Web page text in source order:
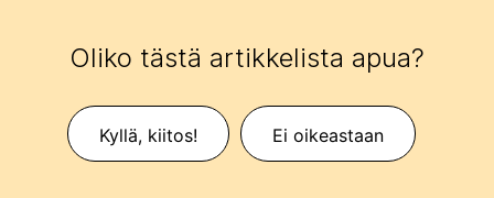
Oliko tästä artikkelista apua?
Kyllä, kiitos! Ei oikeastaan